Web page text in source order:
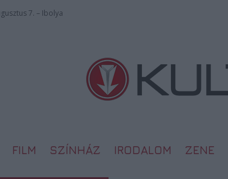
7. – Ibolya
FILM SZÍNHÁZ IRODALOM ZENE